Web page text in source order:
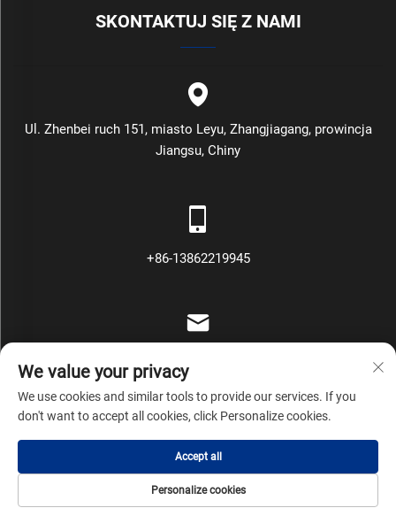
SKONTAKTUJ SIĘ Z NAMI
Ul. Zhenbei ruch 151, miasto Leyu, Zhangjiagang, prowincja
Jiangsu, Chiny
+86-13862219945
Copyright © Zhangjiagang Mars Packing Machinery Co., Ltd
Wszelkie prawa zastrzeżone Polityka prywatności
We value your privacy
We use cookies and similar tools to provide our services. If you
don't want to accept all cookies, click Personalize cookies.
Personalize cookies
Accept all